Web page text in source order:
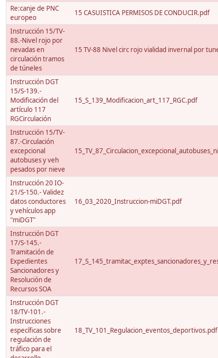
Re:canje de PNC
europeo
15 CASUISTICA PERMISOS DE CONDUCIR.pdf
Instrucción 15/TV-
88.-Nivel rojo por
nevadas en
circulación tramos
de túneles
15 TV-88 Nivel circ rojo vialidad invernal por
Instrucción DGT
15/S-139.-
Modificación del
artículo 117
RGCirculación
15_S_139_Modificacion_art_117_RGC.pdf
Instrucción 15/TV-
87.-Circulación
excepcional
autobuses y veh
pesados por nieve
Instrucción 20 IO-
21/S-150.- Validez
datos conductores
y vehículos app
"miDGT"
16_03_2020_Instruccion-miDGT.pdf
Instrucción DGT
17/S-145.-
Tramitación de
Expedientes
Sancionadores y
Resolución de
Recursos SOA
Instrucción DGT
18/TV-101.-
Instrucciones
específicas sobre
regulación de
tráfico para el
18_TV_101_Regulacion_eventos_deportivos.pdf